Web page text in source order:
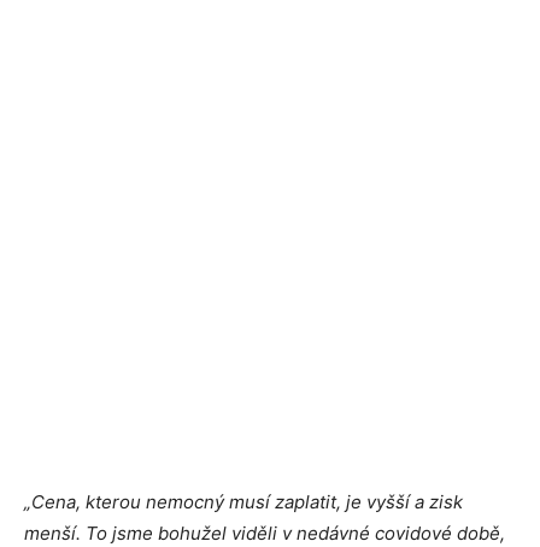
„Cena, kterou nemocný musí zaplatit, je vyšší a zisk
menší. To jsme bohužel viděli v nedávné covidové době,